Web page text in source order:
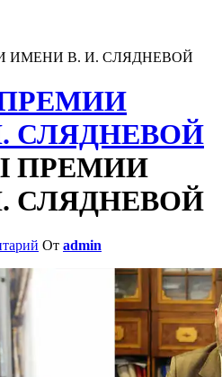
ИМЕНИ В. И. СЛЯДНЕВОЙ
СЛЯДНЕВОЙ
ПРЕМИИ
СЛЯДНЕВОЙ
От admin